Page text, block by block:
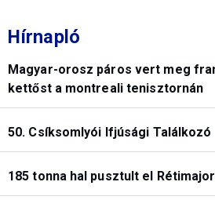
Hírnapló
Magyar-orosz páros vert meg
kettőst a montreali tenisztornán
50. Csíksomlyói Ifjúsági Találkozó
185 tonna hal pusztult el